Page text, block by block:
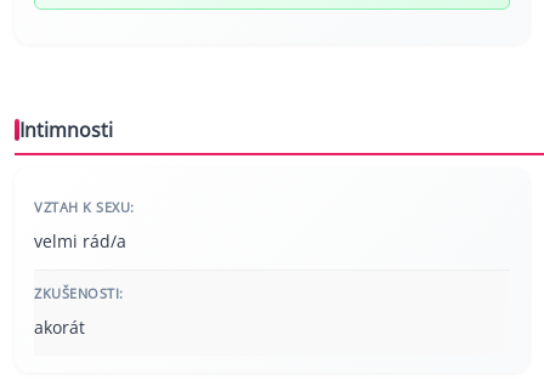
Intimnosti
VZTAH K SEXU:
velmi rád/a
ZKUŠENOSTI:
akorát